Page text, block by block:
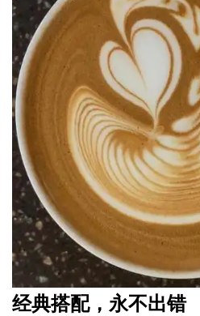
经典搭配，永不出错